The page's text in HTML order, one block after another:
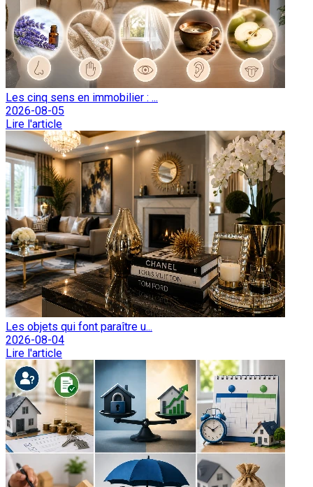
Les cinq sens en immobilier : ...
2026-08-05
Lire l'article
Les objets qui font paraître u...
2026-08-04
Lire l'article